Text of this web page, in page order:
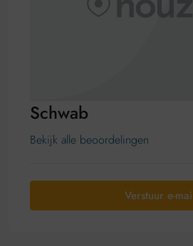
Schwab
Bekijk alle beoordelingen
Verstuur e-